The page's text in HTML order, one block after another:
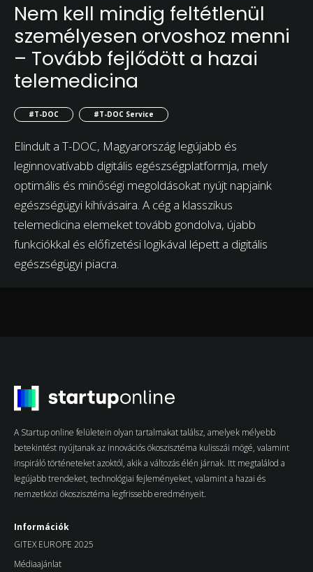
Nem kell mindig feltétlenül
személyesen orvoshoz menni
– Tovább fejlődött a hazai
telemedicina
#T-DOC #T-DOC Service
Elindult a T-DOC, Magyarország legújabb és
leginnovatívabb digitális egészségplatformja, mely
optimális és minőségi megoldásokat nyújt napjaink
egészségügyi kihívásaira. A cég a klasszikus
telemedicina elemeket tovább gondolva, újabb
funkciókkal és előfizetési logikával lépett a digitális
egészségügyi piacra.
A Startup online felületein olyan tartalmakat találsz, amelyek mélyebb
betekintést nyújtanak az innovációs ökoszisztéma kulisszái mögé, valamint
inspiráló történeteket azoktól, akik a változás élén járnak. Itt megtalálod a
legújabb trendeket, technológiai fejleményeket, valamint a hazai és
nemzetközi ökoszisztéma legfrissebb eredményeit.
Információk
GITEX EUROPE 2025
Médiaajánlat